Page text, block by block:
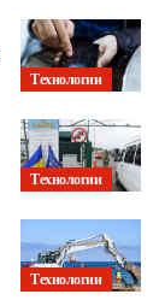
Технологии
Технологии
Технологии